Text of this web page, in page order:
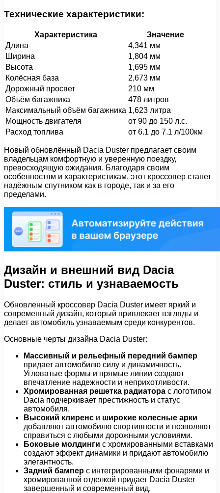
Технические характеристики:
Характеристика
Значение
Длина
4,341 мм
Ширина
1,804 мм
Высота
1,695 мм
Колёсная база
2,673 мм
Дорожный просвет
210 мм
Объём багажника
478 литров
Максимальный объём багажника 1,623 литра
Мощность двигателя
от 90 до 150 л.с.
Расход топлива
от 6.1 до 7.1 л/100км
Новый обновлённый Dacia Duster предлагает своим
владельцам комфортную и уверенную поездку,
превосходящую ожидания. Благодаря своим
особенностям и характеристикам, этот кроссовер станет
надёжным спутником как в городе, так и за его
пределами.
Дизайн и внешний вид Dacia
Duster: стиль и узнаваемость
Обновленный кроссовер Dacia Duster имеет яркий и
современный дизайн, который привлекает взгляды и
делает автомобиль узнаваемым среди конкурентов.
Основные черты дизайна Dacia Duster:
Массивный и рельефный передний бампер
придает автомобилю силу и динамичность.
Угловатые формы и прямые линии создают
впечатление надежности и неприхотливости.
Хромированная решетка радиатора с логотипом
Dacia подчеркивает престижность и статус
автомобиля.
Высокий клиренс и широкие колесные арки
добавляют автомобилю спортивности и позволяют
справиться с любыми дорожными условиями.
Боковые молдинги с хромированными вставками
создают эффект динамики и придают автомобилю
элегантность.
Задний бампер с интегрированными фонарями и
хромированной отделкой придает Dacia Duster
завершенный и современный вид.